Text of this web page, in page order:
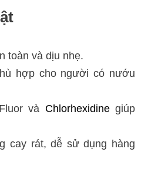
toàn và dịu nhẹ.
hợp cho người có nướu
và Chlorhexidinegiúp
cay rát, dễ sử dụng hàng